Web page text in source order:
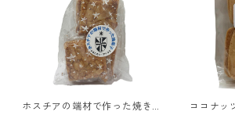
ホスチアの端材で作った焼き
ココナッ